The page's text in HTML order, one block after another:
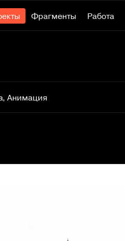
Фрагменты Работа
, Анимация